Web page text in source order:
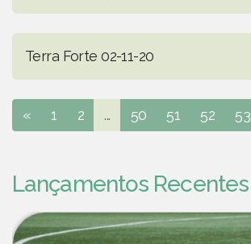
Terra Forte 02-11-20
« 1 2 ... 50 51 52 53
Lançamentos Recentes